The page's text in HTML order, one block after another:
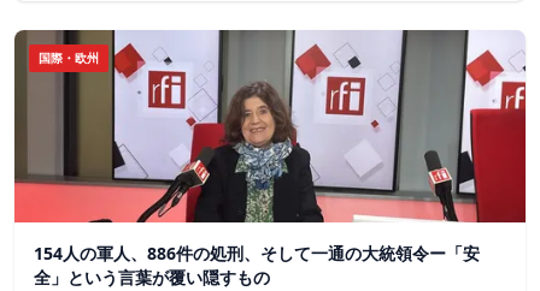
国際・欧州
154人の軍人、886件の処刑、そして一通の大統領令ー「安
全」という言葉が覆い隠すもの